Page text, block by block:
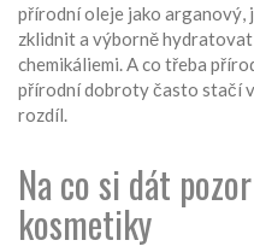
přírodní oleje jako arganový,
zklidnit a výborně
chemikáliemi. A co třeba
přírodní dobroty často stačí
rozdíl.
Na co si dát
kosmetiky